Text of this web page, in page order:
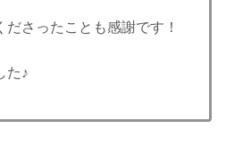
さったことも感謝です！
た♪